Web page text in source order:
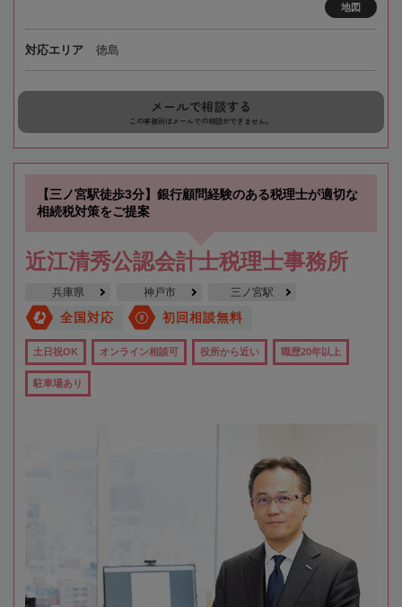
地図
対応エリア 徳島
メールで相談する
この事務所はメールでの相談ができません。
【三ノ宮駅徒歩3分】銀行顧問経験のある税理士が適切な
相続税対策をご提案
近江清秀公認会計士税理士事務所
兵庫県 神戸市 三ノ宮駅
全国対応 初回相談無料
土日祝OK オンライン相談可 役所から近い 職歴20年以上
駐車場あり